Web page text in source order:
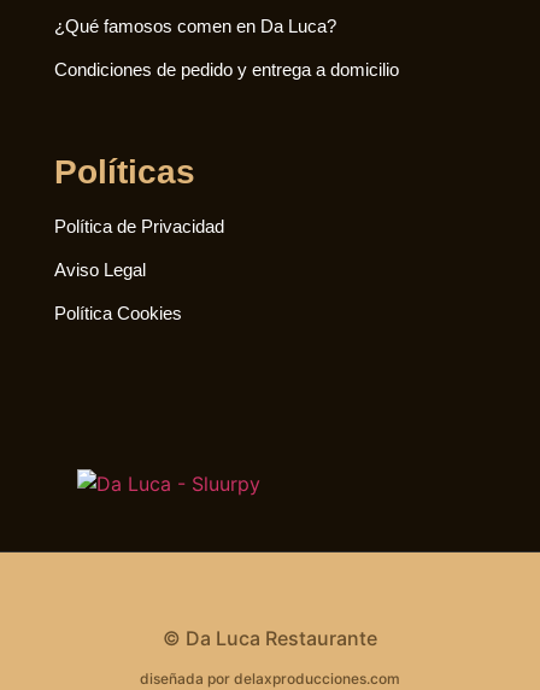
¿Qué famosos comen en Da Luca?
Condiciones de pedido y entrega a domicilio
Políticas
Política de Privacidad
Aviso Legal
Política Cookies
© Da Luca Restaurante
diseñada por delaxproducciones.com